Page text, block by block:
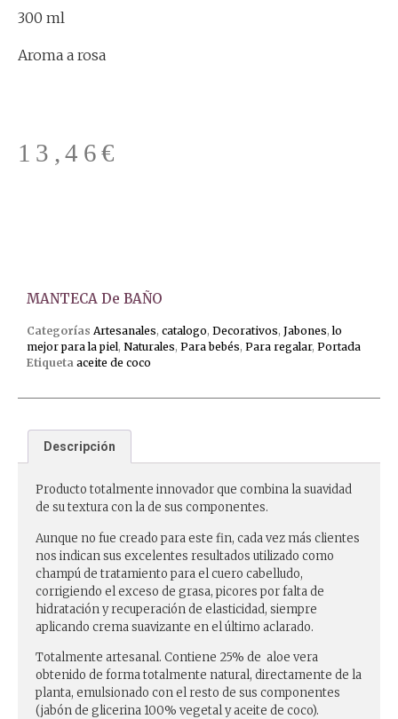
300 ml
Aroma a rosa
13,46€
MANTECA De BAÑO
Categorías Artesanales, catalogo, Decorativos, Jabones,lo
mejor para la piel , Naturales, Para bebés, Para regalar, Portada
Etiqueta aceite de coco
Descripción
Producto totalmente innovador que combina la suavidad
de su textura con la de sus componentes.
Aunque no fue creado para este fin, cada vez más clientes
nos indican sus excelentes resultados utilizado como
champú de tratamiento para el cuero cabelludo,
corrigiendo el exceso de grasa, picores por falta de
hidratación y recuperación de elasticidad, siempre
aplicando crema suavizante en el último aclarado.
Totalmente artesanal. Contiene 25% de aloe vera
obtenido de forma totalmente natural, directamente de la
planta, emulsionado con el resto de sus componentes
(jabón de glicerina 100% vegetal y aceite de coco).